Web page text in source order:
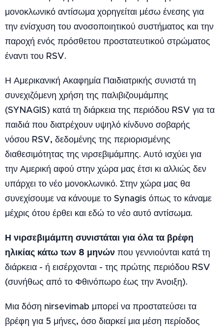
μονοκλωνικό αντίσωμα χορηγείται μέσω ένεσης για
την ενίσχυση του ανοσοποιητικού συστήματος και την
παροχή ενός πρόσθετου προστατευτικού στρώματος
έναντι του RSV.
Η Αμερικανική Ακαφημία Παιδιατρικής συνιστά τη
συνεχιζόμενη χρήση της παλιβιζουμάμπης
(SYNAGIS) κατά τη διάρκεια της περιόδου RSV για τα
παιδιά που διατρέχουν υψηλό κίνδυνο σοβαρής
νόσου RSV, δεδομένης της περιορισμένης
διαθεσιμότητας της νιρσεβιμάμπης. Αυτό ισχύει για
την Αμερική αφού στην χώρα μας έτσι κι αλλιώς δεν
υπάρχει το νέο μονοκλωνικό. Στην χώρα μας θα
συνεχίσουμε να κάνουμε το Synagis όπως το κάναμε
μέχρις ότου έρθει και εδώ το νέο αυτό αντίσωμα.
Η νιρσεβιμάμπη συνιστάται για όλα τα βρέφη
ηλικίας κάτω των 8 μηνών που γεννιούνται κατά τη
διάρκεια - ή εισέρχονται - της πρώτης περιόδου RSV
(συνήθως από το Φθινόπωρο έως την Άνοιξη).
Μια δόση nirsevimab μπορεί να προστατεύσει τα
βρέφη για 5 μήνες, όσο διαρκεί μια μέση περίοδος